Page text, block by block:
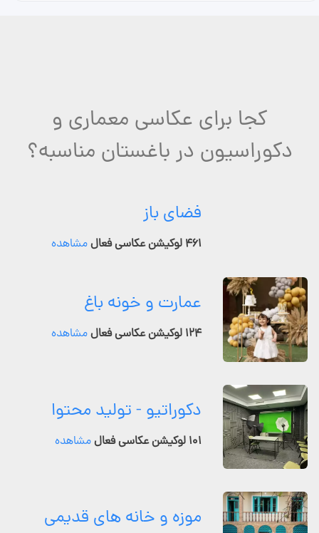
کجا برای عکاسی معماری و
دکوراسیون در باغستان مناسبه؟
فضای باز
۴۶۱ لوکیشن عکاسی فعال مشاهده
عمارت و خونه باغ
۱۲۴ لوکیشن عکاسی فعال مشاهده
دکوراتیو - تولید محتوا
۱۰۱ لوکیشن عکاسی فعال مشاهده
موزه و خانه های قدیمی